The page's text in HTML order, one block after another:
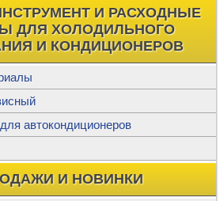
И РАСХОДНЫЕ
ДЛЯ ХОЛОДИЛЬНОГО
И КОНДИЦИОНЕРОВ
автокондиционеров
И НОВИНКИ